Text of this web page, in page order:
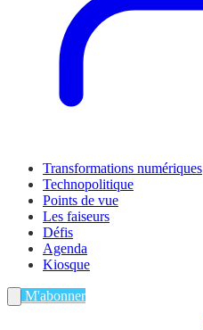
Transformations numériques
Technopolitique
Points de vue
Les faiseurs
Défis
Agenda
Kiosque
M'abonner